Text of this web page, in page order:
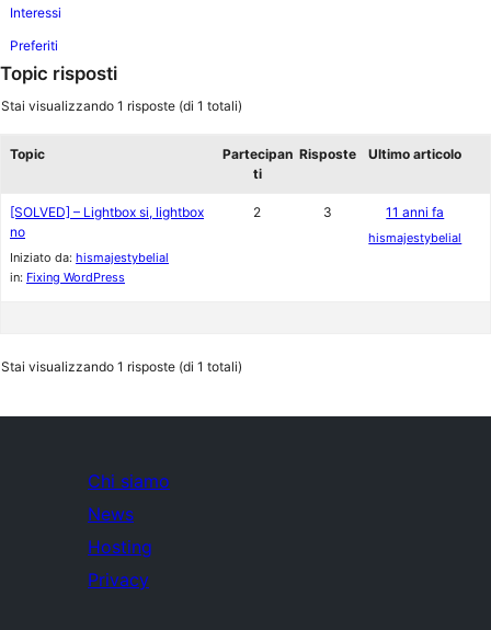
Interessi
Preferiti
Topic risposti
Stai visualizzando 1 risposte (di 1 totali)
Topic
Partecipan
ti
Risposte Ultimo articolo
[SOLVED] – Lightbox si, lightbox
no
Iniziato da: hismajestybelial
in: Fixing WordPress
2 3 11 anni fa
hismajestybelial
Stai visualizzando 1 risposte (di 1 totali)
Chi siamo
News
Hosting
Privacy